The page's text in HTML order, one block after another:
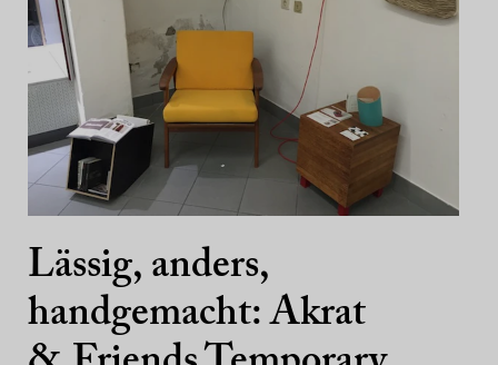
Lässig, anders,
handgemacht: Akrat